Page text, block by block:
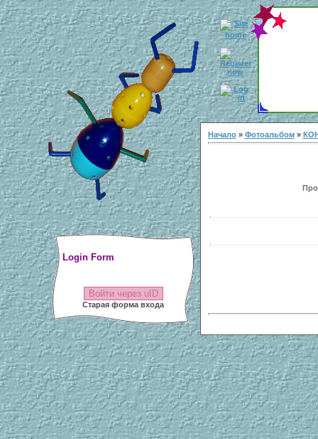
Login Form
Войти через uID
Старая форма входа
Начало» Фотоальбом»